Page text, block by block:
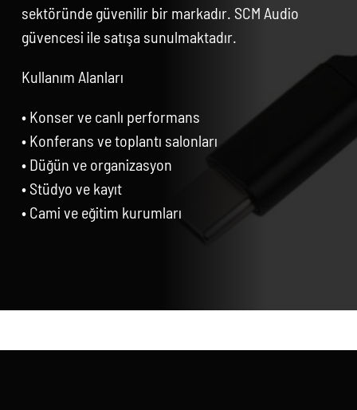
sektöründe güvenilir bir markadır. SCM Audio
güvencesi ile satışa sunulmaktadır.
Kullanım Alanları
• Konser ve canlı performans
• Konferans ve toplantı salonları
• Düğün ve organizasyon
• Stüdyo ve kayıt
• Cami ve eğitim kurumları